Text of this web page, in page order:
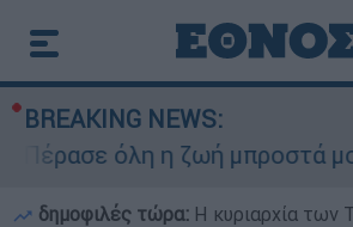
BREAKING NEWS:
όλη η ζωή μπροστά μου»
δημοφιλές τώρα: Η κυριαρχία των